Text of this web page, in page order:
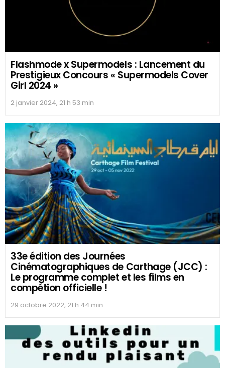
Flashmode x Supermodels : Lancement du
Prestigieux Concours « Supermodels Cover
Girl 2024 »
2 janvier 2024, 21 h 53 min
33e édition des Journées
Cinématographiques de Carthage (JCC) :
Le programme complet et les films en
compétion officielle !
29 octobre 2022, 21 h 44 min